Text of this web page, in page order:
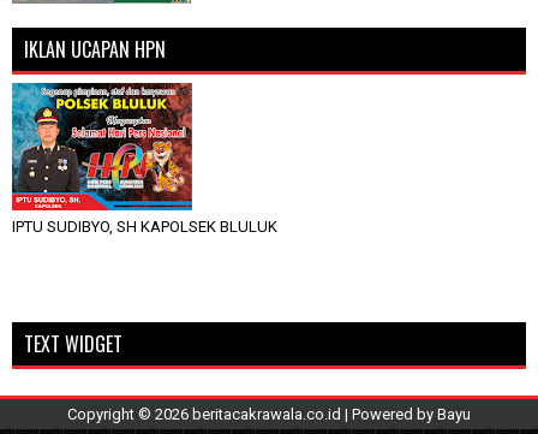
IKLAN UCAPAN HPN
IPTU SUDIBYO, SH KAPOLSEK BLULUK
TEXT WIDGET
Copyright © 2026 beritacakrawala.co.id | Powered by Bayu